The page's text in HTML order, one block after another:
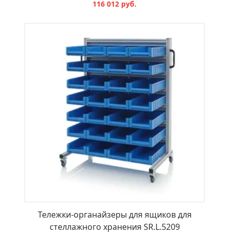
116 012 руб.
Тележки-органайзеры для ящиков для
стеллажного хранения SR.L.5209